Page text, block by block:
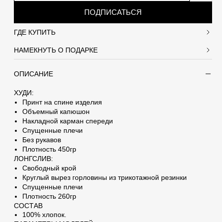
ПОДПИСАТЬСЯ
ГДЕ КУПИТЬ
НАМЕКНУТЬ О ПОДАРКЕ
ОПИСАНИЕ
ХУДИ:
Принт на спине изделия
Объемный капюшон
Накладной карман спереди
Спущенные плечи
Без рукавов
Плотность 450гр
ЛОНГСЛИВ:
Свободный крой
Круглый вырез горловины из трикотажной резинки
Спущенные плечи
Плотность 260гр
СОСТАВ
100% хлопок.
человеку, от которого вы хотите